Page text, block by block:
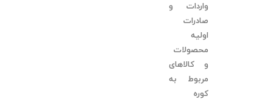
واردات و
صادرات
اولیه
محصولات
و کالاهای
مربوط به
کوره